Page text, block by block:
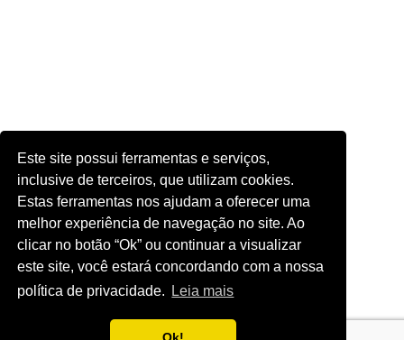
Este site possui ferramentas e serviços,
inclusive de terceiros, que utilizam cookies.
Estas ferramentas nos ajudam a oferecer uma
melhor experiência de navegação no site. Ao
clicar no botão “Ok” ou continuar a visualizar
este site, você estará concordando com a nossa
política de privacidade.
Leia mais